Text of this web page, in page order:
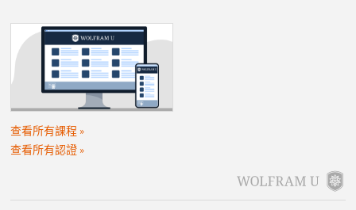
查看所有課程
查看所有認證